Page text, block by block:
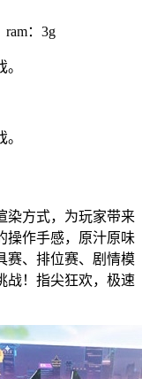
ram：3g
染方式，为玩家带来
操作手感，原汁原味
赛、排位赛、剧情模
战！指尖狂欢，极速